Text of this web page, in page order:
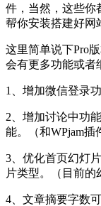
件，当然，这些你
帮你安装搭建好网
这里简单说下Pro
会有更多功能或者
1、增加微信登录
2、增加讨论中功
能。（和WPjam插
3、优化首页幻灯
片类型。（目前的
4、文章摘要字数